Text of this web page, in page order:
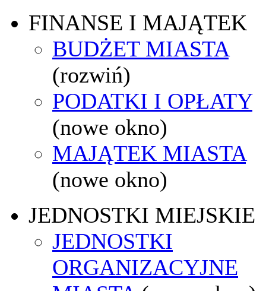
FINANSE I MAJĄTEK
BUDŻET MIASTA
(rozwiń)
PODATKI I OPŁATY
(nowe okno)
MAJĄTEK MIASTA
(nowe okno)
JEDNOSTKI MIEJSKIE
JEDNOSTKI
ORGANIZACYJNE